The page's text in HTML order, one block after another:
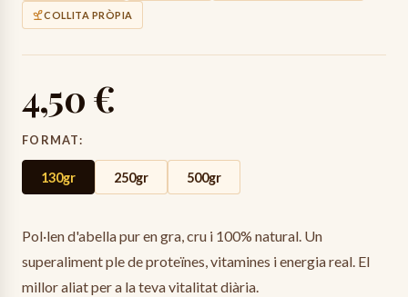
COLLITA PRÒPIA
4,50 €
FORMAT:
130gr 250gr 500gr
Pol·len d'abella pur en gra, cru i 100% natural. Un
superaliment ple de proteïnes, vitamines i energia real. El
millor aliat per a la teva vitalitat diària.